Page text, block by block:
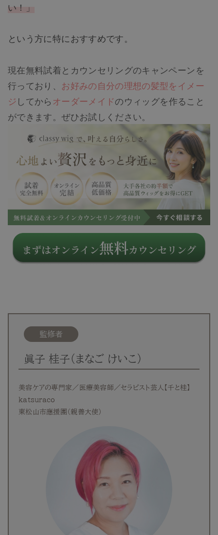
い！」
という方に特におすすめです。
現在無料試着とカウンセリングのキャンペーンを
行っており、 お好みの自分の理想の髪型をイメー
ジしてから オーダーメイドのウィッグを作ること
ができます。ぜひお試しください。
監修者
眞子 桂子（まなご けいこ）
美容ケアの専門家／医療美容師／セラピスト芸人【千と桂】
katsuraco
東松山市應援團（親善大使）